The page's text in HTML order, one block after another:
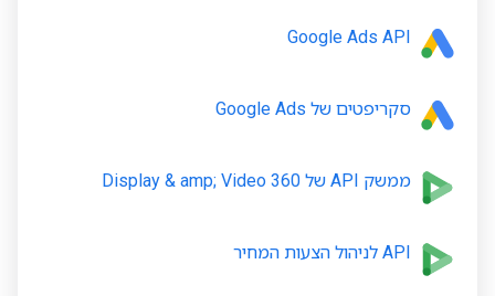
Google Ads API
סקריפטים של Google Ads
ממשק API של Display & amp; Video 360
API לניהול הצעות המחיר